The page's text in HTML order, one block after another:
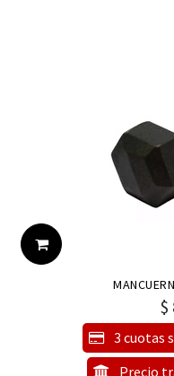
$
3 cuotas
Precio